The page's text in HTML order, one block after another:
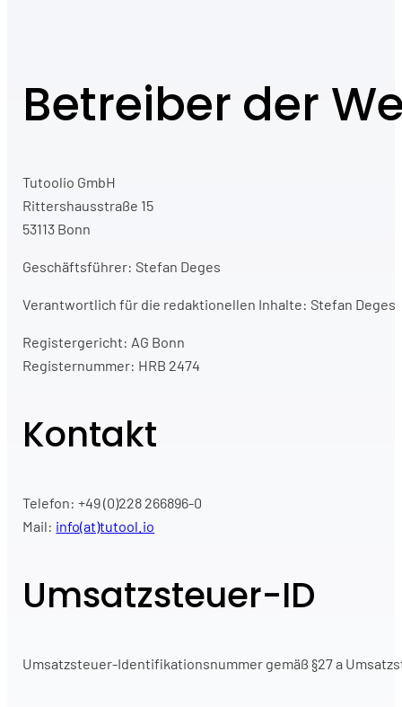
Betreiber der
Tutoolio GmbH
Rittershausstraße 15
53113 Bonn
Geschäftsführer: Stefan Deges
Verantwortlich für die redaktionellen Inhalte: Stefan Deges
Registergericht: AG Bonn
Registernummer: HRB 2474
Kontakt
Telefon: +49 (0)228 266896-0
Mail: info(at)tutool.io
Umsatzsteuer-ID
Umsatzsteuer-Identifikationsnummer gemäß §27 a